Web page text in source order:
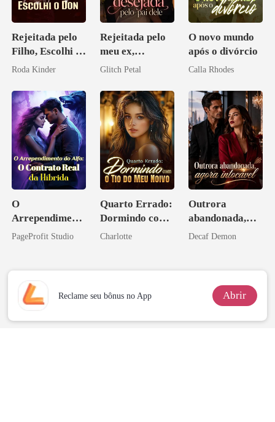
Rejeitada pelo
Filho, Escolhi o
Don
Roda Kinder
Rejeitada pelo
meu ex,
desejada pelo
Glitch Petal
O novo mundo
após o divórcio
Calla Rhodes
O
Arrependiment
o do Alfa: O
PageProfit Studio
Quarto Errado:
Dormindo com
o Tio do Meu
Charlotte
Outrora
abandonada,
agora intocável
Decaf Demon
Reclame seu bônus no App Abrir